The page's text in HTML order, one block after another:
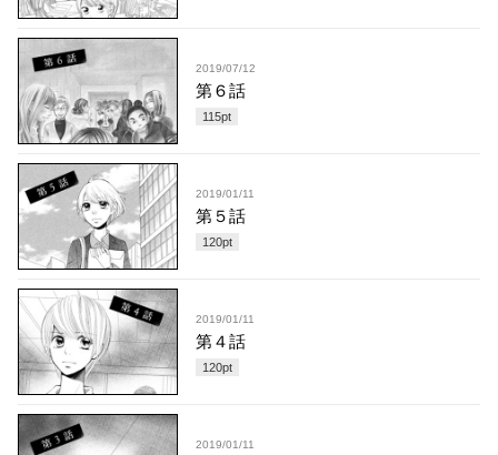
2019/07/12
第６話
115pt
2019/01/11
第５話
120pt
2019/01/11
第４話
120pt
2019/01/11